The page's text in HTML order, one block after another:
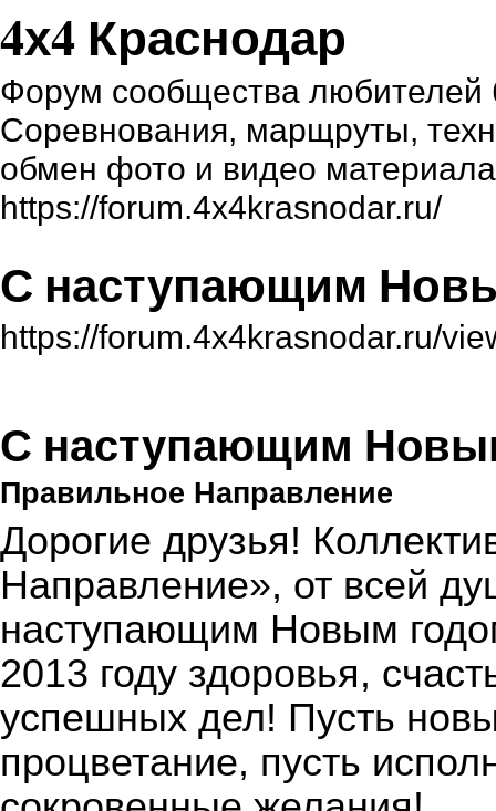
4х4 Краснодар
Форум сообщества любителей
Соревнования, марщруты,
обмен фото и видео
https://forum.4x4krasnodar.ru/
С наступающим
https://forum.4x4krasnodar.ru/
С наступающим
Правильное Направление
Дорогие друзья!
Направление», от всей
наступающим Новым
2013 году здоровья,
успешных дел! Пусть
процветание, пусть